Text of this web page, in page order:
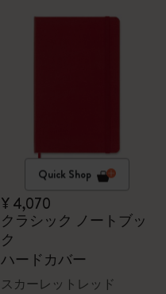
Quick Shop
¥ 4,070
クラシック ノートブッ
ク
ハードカバー
スカーレットレッド